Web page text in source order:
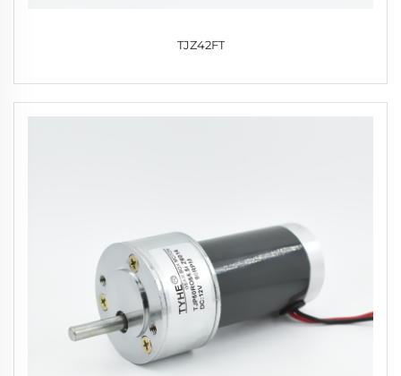
TJZ42FT